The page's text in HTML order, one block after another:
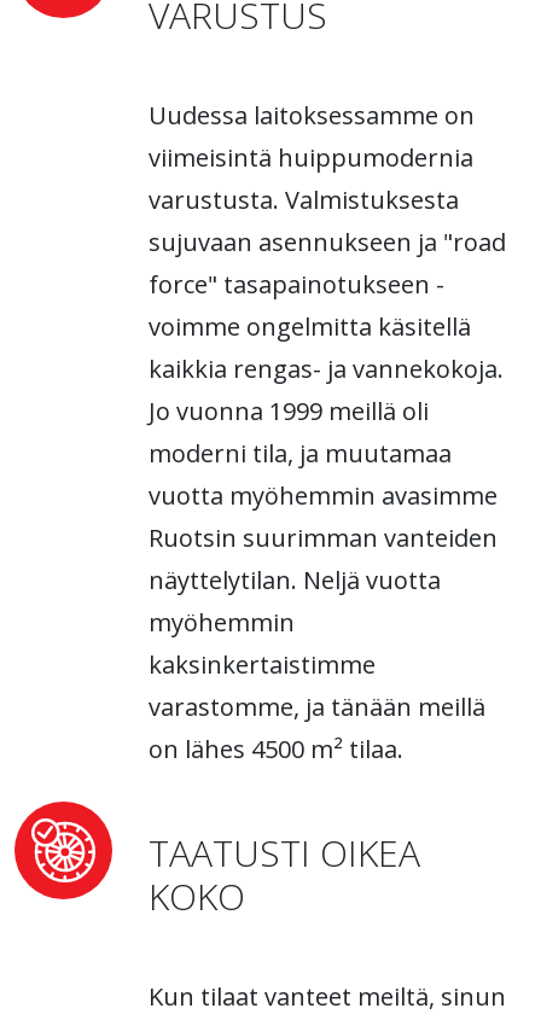
VARUSTUS
Uudessa laitoksessamme on
viimeisintä huippumodernia
varustusta. Valmistuksesta
sujuvaan asennukseen ja "road
force" tasapainotukseen -
voimme ongelmitta käsitellä
kaikkia rengas- ja vannekokoja.
Jo vuonna 1999 meillä oli
moderni tila, ja muutamaa
vuotta myöhemmin avasimme
Ruotsin suurimman vanteiden
näyttelytilan. Neljä vuotta
myöhemmin
kaksinkertaistimme
varastomme, ja tänään meillä
on lähes 4500 m² tilaa.
TAATUSTI OIKEA
KOKO
Kun tilaat vanteet meiltä, sinun